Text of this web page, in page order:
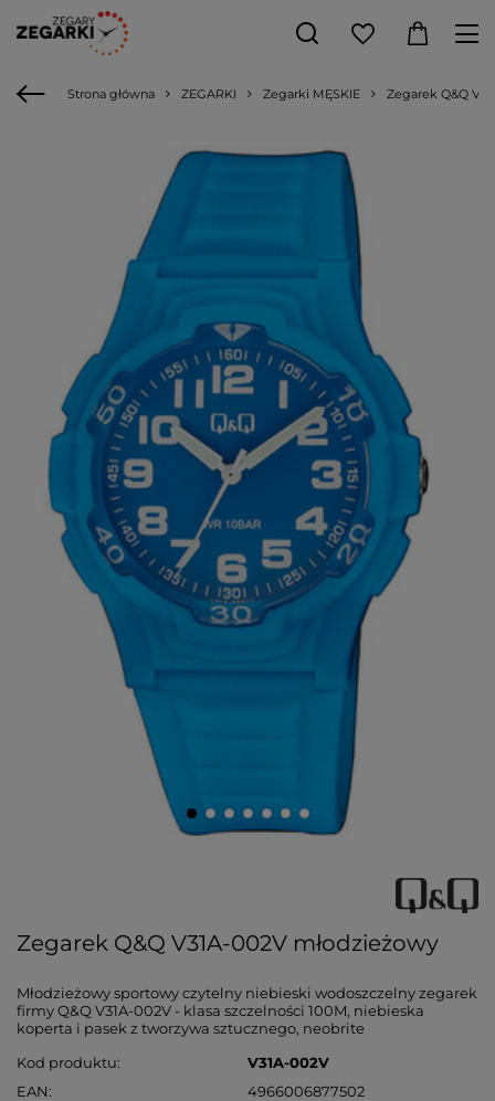
Strona główna ZEGARKI Zegarki MĘSKIE Zegarek Q&Q
Zegarek Q&Q V31A-002V młodzieżowy
Młodzieżowy sportowy czytelny niebieski wodoszczelny zegarek
firmy Q&Q V31A-002V - klasa szczelności 100M, niebieska
koperta i pasek z tworzywa sztucznego, neobrite
Kod produktu
V31A-002V
EAN
4966006877502